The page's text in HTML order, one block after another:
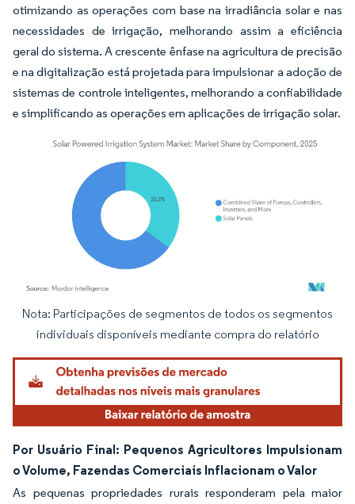
otimizando as operações com base na irradiância solar e nas
necessidades de irrigação, melhorando assim a eficiência
geral do sistema. A crescente ênfase na agricultura de precisão
e na digitalização está projetada para impulsionar a adoção de
sistemas de controle inteligentes, melhorando a confiabilidade
e simplificando as operações em aplicações de irrigação solar.
Imagem © Mordor Intelligence. O reuso requer atribuição conforme CC BY 4.0.
Nota: Participações de segmentos de todos os segmentos
individuais disponíveis mediante compra do relatório
Por Usuário Final: Pequenos Agricultores Impulsionam
o Volume, Fazendas Comerciais Inflacionam o Valor
As pequenas propriedades rurais responderam pela maior